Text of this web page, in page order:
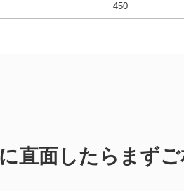
450
直面したらまずご